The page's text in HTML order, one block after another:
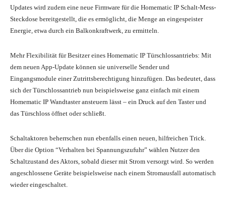
Updates wird zudem eine neue Firmware für die Homematic IP Schalt-Mess-
Steckdose bereitgestellt, die es ermöglicht, die Menge an eingespeister
Energie, etwa durch ein Balkonkraftwerk, zu ermitteln.
Mehr Flexibilität für Besitzer eines Homematic IP Türschlossantriebs: Mit
dem neuen App-Update können sie universelle Sender und
Eingangsmodule einer Zutrittsberechtigung hinzufügen. Das bedeutet, dass
sich der Türschlossantrieb nun beispielsweise ganz einfach mit einem
Homematic IP Wandtaster ansteuern lässt – ein Druck auf den Taster und
das Türschloss öffnet oder schließt.
Schaltaktoren beherrschen nun ebenfalls einen neuen, hilfreichen Trick.
Über die Option “Verhalten bei Spannungszufuhr” wählen Nutzer den
Schaltzustand des Aktors, sobald dieser mit Strom versorgt wird. So werden
angeschlossene Geräte beispielsweise nach einem Stromausfall automatisch
wieder eingeschaltet.